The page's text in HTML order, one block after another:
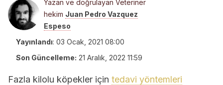
Yazan ve doğrulayan Veteriner
hekim Juan Pedro Vazquez
Espeso
Yayınlandı: 03 Ocak, 2021 08:00
Son Güncelleme: 21 Aralık, 2022 11:59
Fazla kilolu köpekler için tedavi yöntemleri